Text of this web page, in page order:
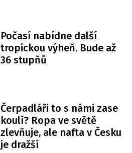
Počasí nabídne další
tropickou výheň. Bude až
36 stupňů
Čerpadláři to s námi zase
koulí? Ropa ve světě
zlevňuje, ale nafta v Česku
je dražší